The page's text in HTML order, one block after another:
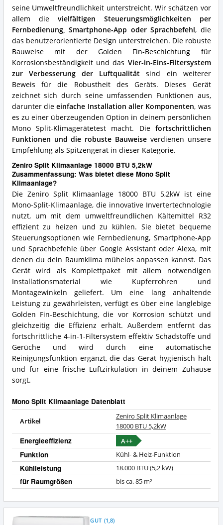
seine Umweltfreundlichkeit unterstreicht. Wir schätzen vor
allem die vielfältigen Steuerungsmöglichkeiten per
Fernbedienung, Smartphone-App oder Sprachbefehl, die
das benutzerorientierte Design unterstreichen. Die robuste
Bauweise mit der Golden Fin-Beschichtung für
Korrosionsbeständigkeit und das Vier-in-Eins-Filtersystem
zur Verbesserung der Luftqualität sind ein weiterer
Beweis für die Robustheit des Geräts. Dieses Gerät
zeichnet sich durch seine umfassenden Funktionen aus,
darunter dieeinfache Installation aller Komponenten, was
es zu einer überzeugenden Option in deinem persönlichen
Mono Split-Klimagerätetest macht. Die fortschrittlichen
Funktionen und die robuste Bauweise verdienen unsere
Empfehlung als Spitzengerät in dieser Kategorie.
Zeniro Split Klimaanlage 18000 BTU 5,2kW
Zusammenfassung: Was bietet diese Mono Split
Klimaanlage?
Die Zeniro Split Klimaanlage 18000 BTU 5,2kW ist eine
Mono-Split-Klimaanlage, die innovative Invertertechnologie
nutzt, um mit dem umweltfreundlichen Kältemittel R32
effizient zu heizen und zu kühlen. Sie bietet bequeme
Steuerungsoptionen wie Fernbedienung, Smartphone-App
und Sprachbefehle über Google Assistant oder Alexa, mit
denen du dein Raumklima mühelos anpassen kannst. Das
Gerät wird als Komplettpaket mit allem notwendigen
Installationsmaterial wie Kupferrohren und
Montagewinkeln geliefert. Um eine lang anhaltende
Leistung zu gewährleisten, verfügt es über eine langlebige
Golden Fin-Beschichtung, die vor Korrosion schützt und
gleichzeitig die Effizienz erhält. Außerdem entfernt das
fortschrittliche 4-in-1-Filtersystem effektiv Schadstoffe und
Gerüche und wird durch eine automatische
Reinigungsfunktion ergänzt, die das Gerät hygienisch hält
und für eine frische Luftzirkulation in deinem Zuhause
sorgt.
Mono Split Klimaanlage Datenblatt
Artikel
Zeniro Split Klimaanlage
18000 BTU 5,2kW
Energieeffizienz A++
Funktion Kühl- & Heiz-Funktion
Kühlleistung 18.000 BTU (5,2 kW)
für Raumgrößen bis ca. 85 m²
GUT (1,8)